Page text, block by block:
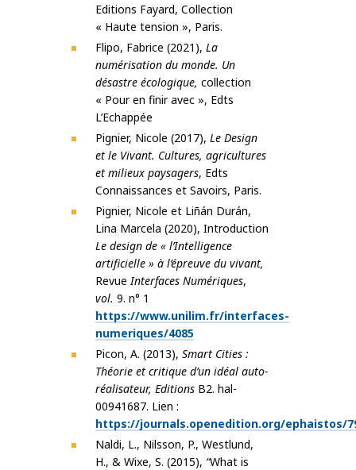
Editions Fayard, Collection
« Haute tension », Paris.
Flipo, Fabrice (2021), La
numérisation du monde. Un
désastre écologique, collection
« Pour en finir avec », Edts
L’Echappée
Pignier, Nicole (2017), Le Design
et le Vivant. Cultures, agricultures
et milieux paysagers, Edts
Connaissances et Savoirs, Paris.
Pignier, Nicole et Liñán Durán,
Lina Marcela (2020), Introduction
Le design de « l’Intelligence
artificielle » à l’épreuve du vivant,
Revue Interfaces Numériques,
vol. 9. n° 1
https://www.unilim.fr/interfaces-
numeriques/4085
Picon, A. (2013), Smart Cities :
Théorie et critique d’un idéal auto-
réalisateur, Editions B2. hal-
00941687. Lien :
https://journals.openedition.org/ephaistos/
Naldi, L., Nilsson, P., Westlund,
H., & Wixe, S. (2015), “What is